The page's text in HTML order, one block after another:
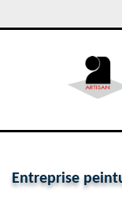
Entreprise